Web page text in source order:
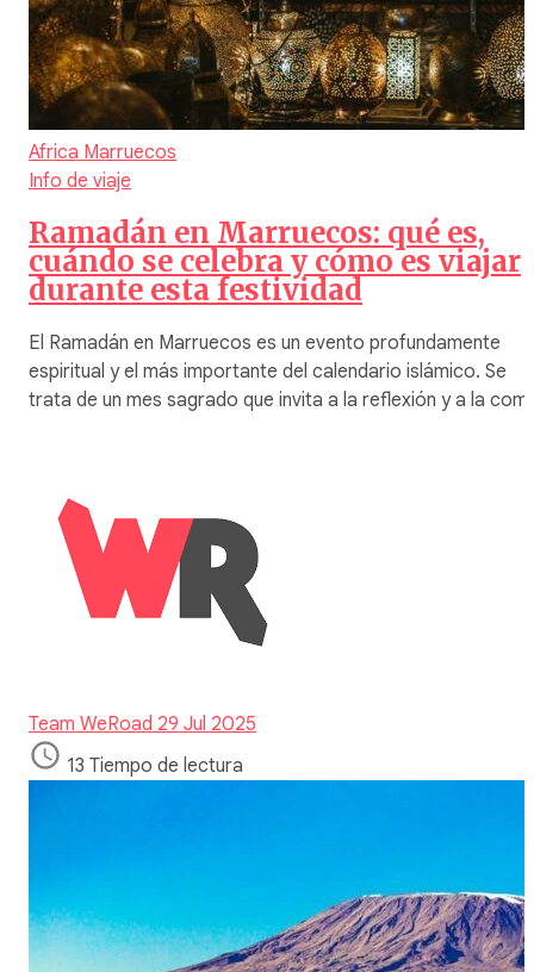
Africa Marruecos
Info de viaje
Ramadán en Marruecos: qué es,
cuándo se celebra y cómo es viajar
durante esta festividad
El Ramadán en Marruecos es un evento profundamente
espiritual y el más importante del calendario islámico. Se
trata de un mes sagrado que invita a la reflexión y a la
Team WeRoad 29 Jul 2025
13 Tiempo de lectura